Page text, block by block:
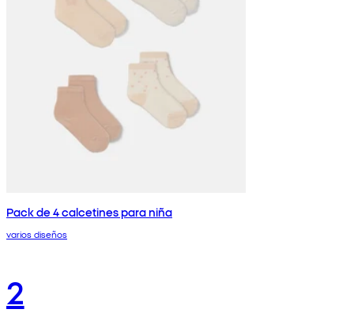
Pack de 4 calcetines para niña
varios diseños
2